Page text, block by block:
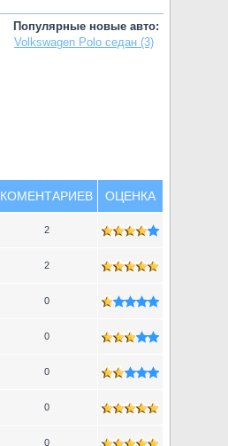
Популярные новые авто:
Volkswagen Polo седан (3)
КОМЕНТАРИЕВ ОЦЕНКА
2
2
0
0
0
0
0